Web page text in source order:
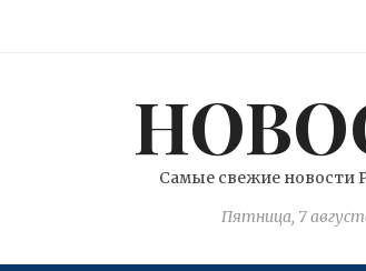
Самые свежие новости
Пятница, 7